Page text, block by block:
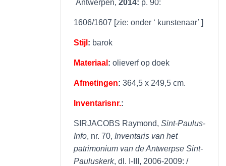
Antwerpen, 2014: p. 90:
1606/1607 [zie: onder ‘ kunstenaar’ ]
Stijl : barok
Materiaal : olieverf op doek
Afmetingen: 364,5 x 249,5 cm.
Inventarisnr.:
SIRJACOBS Raymond, Sint-Paulus-
Info, nr. 70, Inventaris van het
patrimonium van de Antwerpse Sint-
Pauluskerk, dl. I-III, 2006-2009: /